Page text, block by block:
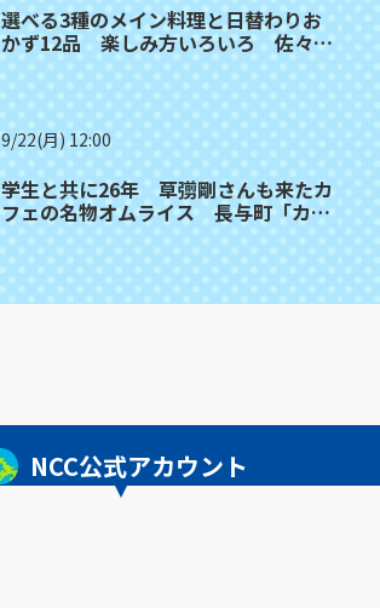
選べる3種のメイン料理と日替わりお
かず12品 楽しみ方いろいろ 佐々町
9/22(月) 12:00
学生と共に26年 草彅剛さんも来たカ
フェの名物オムライス 長与町「カフ
NCC公式アカウント